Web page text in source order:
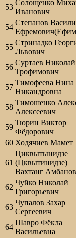
53
Солощенко
Иванович
54
Степанов
55
Стринадко
Львович
56
Суртаев Николай
Трофимович
57
Тимофеева Нина
Никандровна
58
Тимошенко
Алексеевич
59
Тюрин Виктор
Фёдорович
60 Ходячиев Мамет
61
Циквытынидзе
(Цквытинидзе)
Вахтанг
62
Чуйко Николай
Григорьевич
63
Чупалов Захар
Сергеевич
64
Шавро Фёкла
Васильевна